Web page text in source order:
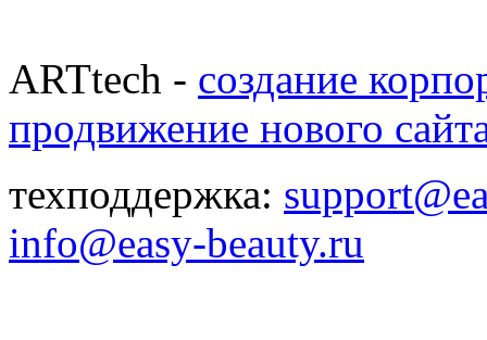
ARTtech - создание
продвижение нового
техподдержка:
info@easy-beauty.ru